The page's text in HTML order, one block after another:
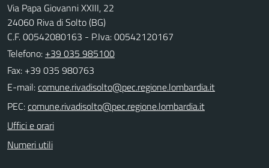
Via Papa Giovanni XXIII, 22
24060 Riva di Solto (BG)
C.F. 00542080163 - P.Iva: 00542120167
Telefono: +39 035 985100
Fax: +39 035 980763
E-mail:
PEC:
Uffici e orari
Numeri utili